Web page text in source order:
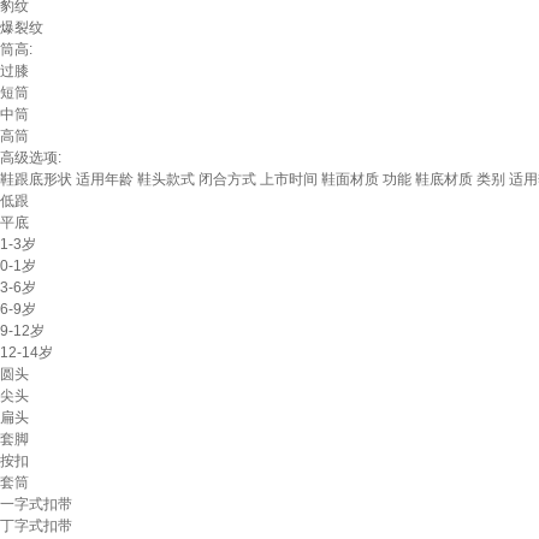
豹纹
爆裂纹
筒高:
过膝
短筒
中筒
高筒
高级选项:
鞋跟底形状 适用年龄 鞋头款式 闭合方式 上市时间 鞋面材质 功能 鞋底材质 类别 适
低跟
平底
1-3岁
0-1岁
3-6岁
6-9岁
9-12岁
12-14岁
圆头
尖头
扁头
套脚
按扣
套筒
一字式扣带
丁字式扣带